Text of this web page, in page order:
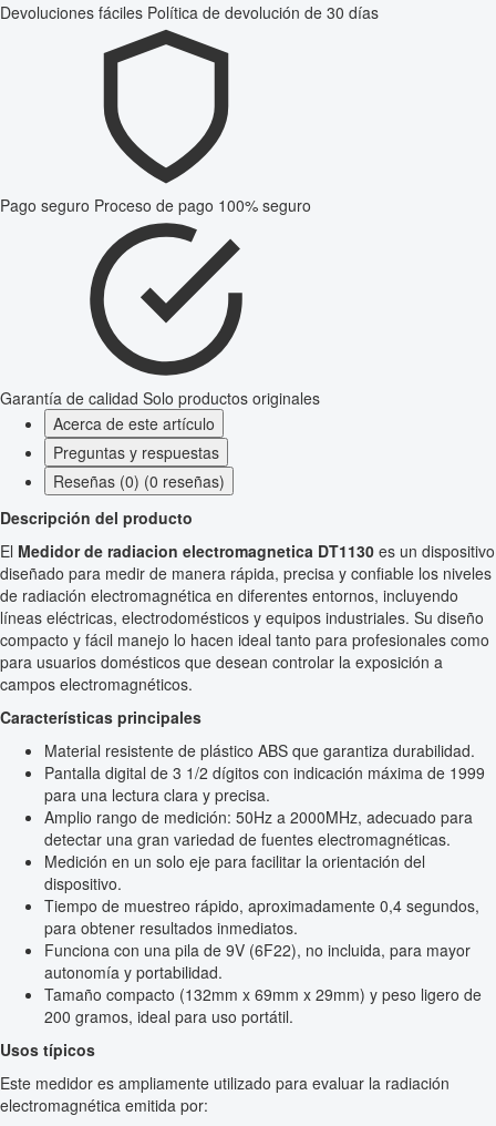
Devoluciones fáciles Política de devolución de 30 días
Pago seguro Proceso de pago 100% seguro
Garantía de calidad Solo productos originales
Acerca de este artículo
Preguntas y respuestas
Reseñas (0) (0 reseñas)
Descripción del producto
El Medidor de radiacion electromagnetica DT1130 es un dispositivo
diseñado para medir de manera rápida, precisa y confiable los niveles
de radiación electromagnética en diferentes entornos, incluyendo
líneas eléctricas, electrodomésticos y equipos industriales. Su diseño
compacto y fácil manejo lo hacen ideal tanto para profesionales como
para usuarios domésticos que desean controlar la exposición a
campos electromagnéticos.
Características principales
Material resistente de plástico ABS que garantiza durabilidad.
Pantalla digital de 3 1/2 dígitos con indicación máxima de 1999
para una lectura clara y precisa.
Amplio rango de medición: 50Hz a 2000MHz, adecuado para
detectar una gran variedad de fuentes electromagnéticas.
Medición en un solo eje para facilitar la orientación del
dispositivo.
Tiempo de muestreo rápido, aproximadamente 0,4 segundos,
para obtener resultados inmediatos.
Funciona con una pila de 9V (6F22), no incluida, para mayor
autonomía y portabilidad.
Tamaño compacto (132mm x 69mm x 29mm) y peso ligero de
200 gramos, ideal para uso portátil.
Usos típicos
Este medidor es ampliamente utilizado para evaluar la radiación
electromagnética emitida por: